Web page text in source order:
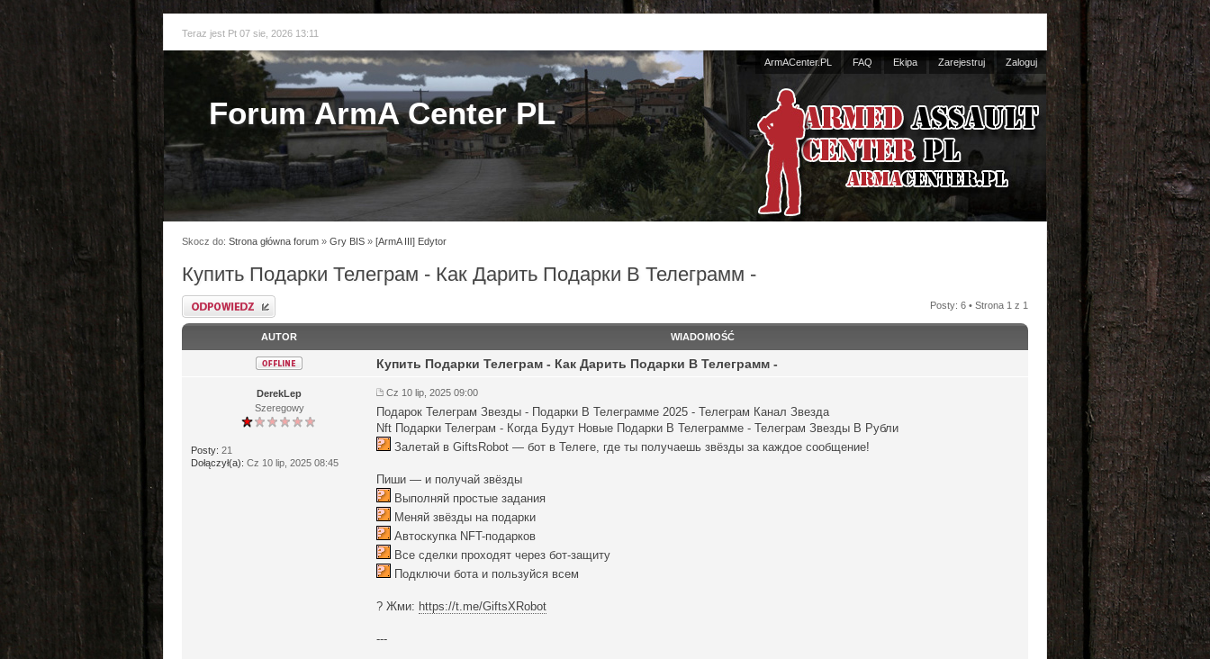
Teraz jest Pt 07 sie, 2026 13:11
ArmACenter.PL FAQ Ekipa Zarejestruj Zaloguj
Forum ArmA Center PL
Skocz do: Strona główna forum » Gry BIS » [ArmA III] Edytor
Купить Подарки Телеграм - Как Дарить Подарки В Телеграмм -
Odpowiedz Posty: 6 • Strona 1 z 1
AUTOR WIADOMOŚĆ
DerekLep
Szeregowy
Posty: 21
Dołączył(a): Cz 10 lip, 2025 08:45
Купить Подарки Телеграм - Как Дарить Подарки В Телеграмм -
Cz 10 lip, 2025 09:00
Подарок Телеграм Звезды - Подарки В Телеграмме 2025 - Телеграм Канал Звезда
Nft Подарки Телеграм - Когда Будут Новые Подарки В Телеграмме - Телеграм Звезды В Рубли
Залетай в GiftsRobot — бот в Телеге, где ты получаешь звёзды за каждое сообщение!
Пиши — и получай звёзды
Выполняй простые задания
Меняй звёзды на подарки
Автоскупка NFT-подарков
Все сделки проходят через бот-защиту
Подключи бота и пользуйся всем
? Жми: https://t.me/GiftsXRobot
---